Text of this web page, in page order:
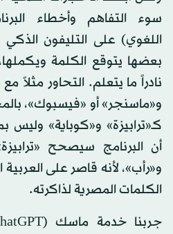
سوء التفاهم وأخطاء
اللغوي) على التليفون الذكي
بعضها يتوقع الكلمة
نادراً ما يتعلم. التحاور
و«ماسنجر» أو «فيسبوك»،
كـ«ترابيزة» و«كوباية»
أن البرنامج سيصحح
و«رأب»، لأنه قاصر على
الكلمات المصرية لذاكرته.